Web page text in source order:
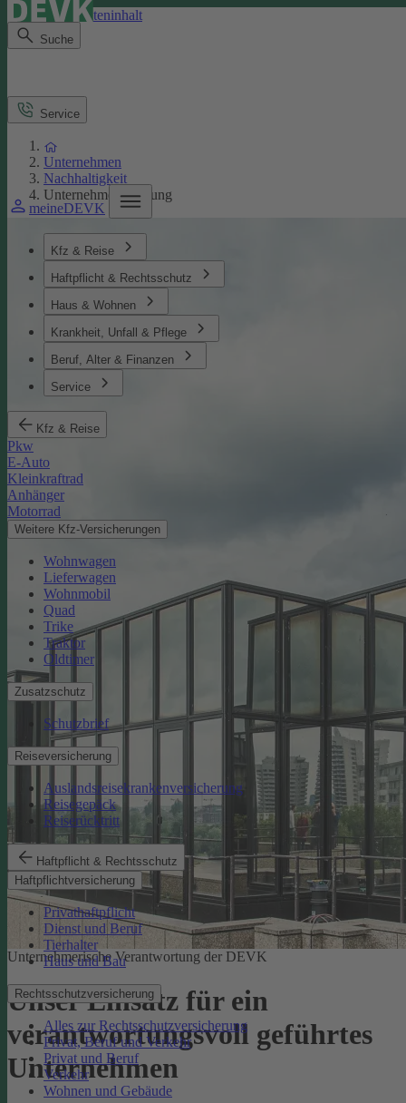
Direkt zum Seiteninhalt
Suche
meineDEVK
Kfz & Reise
Haftpflicht & Rechtsschutz
Haus & Wohnen
Krankheit, Unfall & Pflege
Beruf, Alter & Finanzen
Service
Kfz & Reise
Pkw
E-Auto
Kleinkraftrad
Anhänger
Motorrad
Weitere Kfz-Versicherungen
Wohnwagen
Lieferwagen
Wohnmobil
Quad
Trike
Traktor
Oldtimer
Zusatzschutz
Schutzbrief
Reiseversicherung
Auslandsreisekrankenversicherung
Reisegepäck
Reiserücktritt
Haftpflicht & Rechtsschutz
Haftpflichtversicherung
Privathaftpflicht
Dienst und Beruf
Tierhalter
Haus und Bau
Rechtsschutzversicherung
Alles zur Rechtsschutzversicherung
Privat, Beruf und Verkehr
Privat und Beruf
Verkehr
Wohnen und Gebäude
Service
Unternehmen
Nachhaltigkeit
Unternehmensführung
Unternehmerische Verantwortung der DEVK
Unser Einsatz für ein
verantwortungsvoll geführtes
Unternehmen